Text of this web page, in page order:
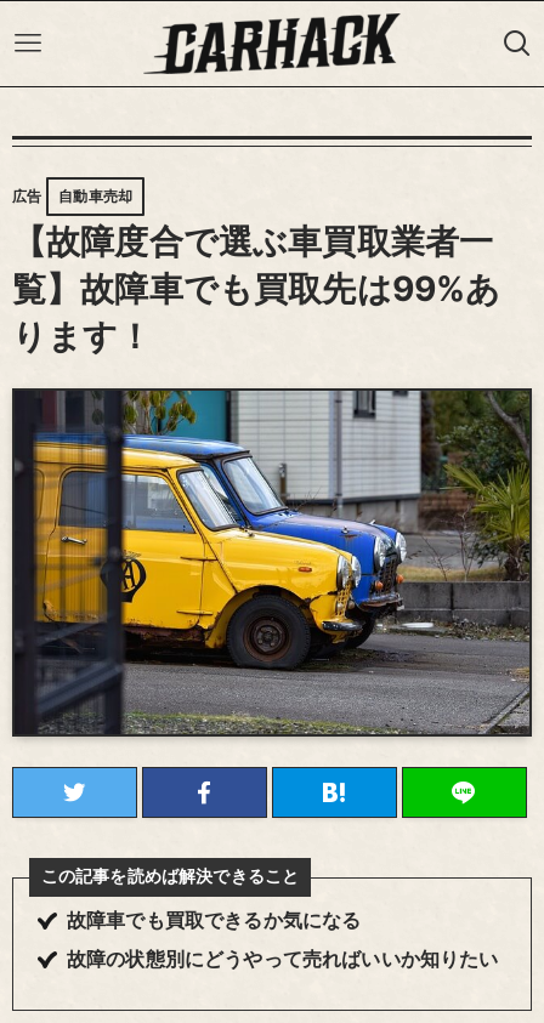
広告 自動車売却
【故障度合で選ぶ車買取業者一
覧】故障車でも買取先は99%あ
ります！
この記事を読めば解決できること
故障車でも買取できるか気になる
故障の状態別にどうやって売ればいいか知りたい